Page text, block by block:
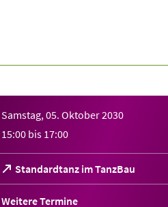
Samstag, 05. Oktober 2030
15:00 bis 17:00
Standardtanz im TanzBau
(Öffnet
in
einem
Weitere Termine